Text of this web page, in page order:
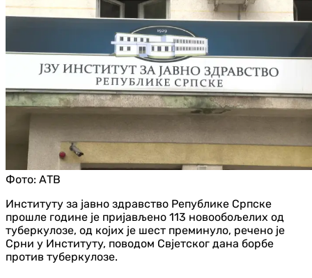
Фото: АТВ
Институту за јавно здравство Републике Српске
прошле године је пријављено 113 новообољелих од
туберкулозе, од којих је шест преминуло, речено је
Срни у Институту, поводом Свјетског дана борбе
против туберкулозе.